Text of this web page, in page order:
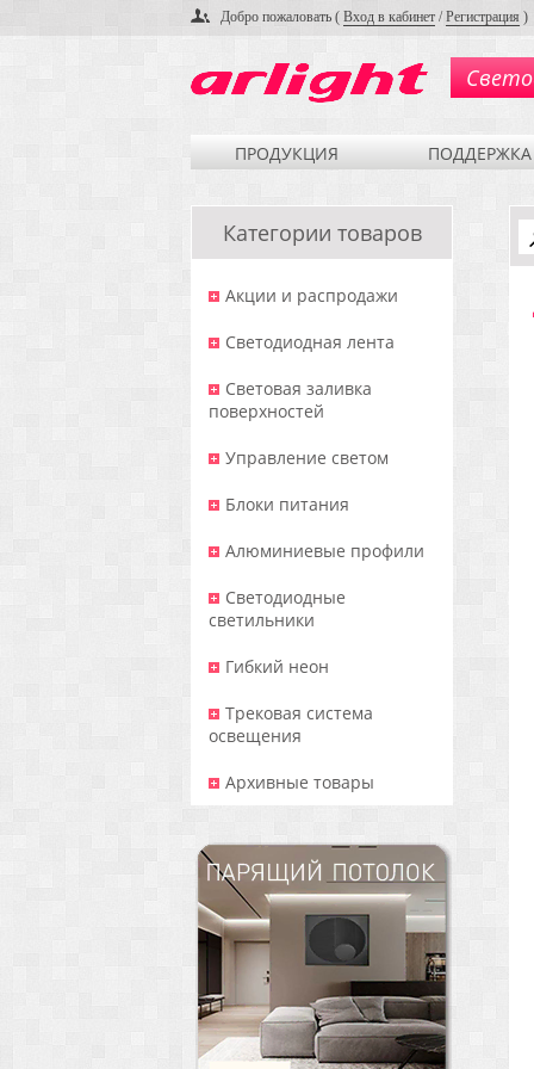
Добро пожаловать ( Вход в кабинет /Регистрация )
ПРОДУКЦИЯ ПОДДЕРЖКА
Категории товаров
Акции и распродажи
Светодиодная лента
Световая заливка
поверхностей
Управление светом
Блоки питания
Алюминиевые профили
Светодиодные
светильники
Гибкий неон
Трековая система
освещения
Архивные товары